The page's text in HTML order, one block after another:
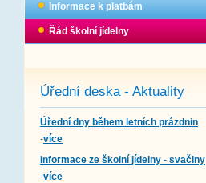
Informace k platbám
Řád školní jídelny
Úřední deska - Aktuality
Úřední dny během letních prázdnin
-více
Informace ze školní jídelny - svačiny
-více